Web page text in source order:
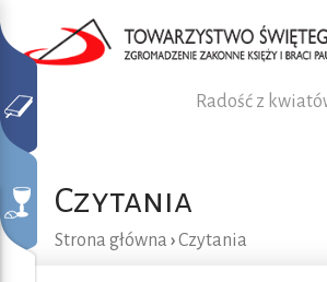
Radość z
Czytania
Strona główna ›Czytania